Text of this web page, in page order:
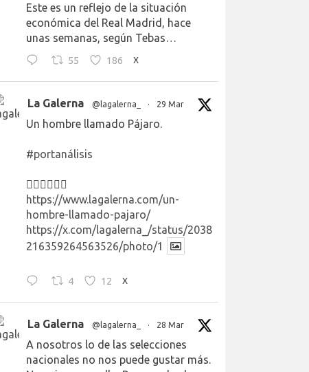
Este es un reflejo de la situación
económica del Real Madrid, hace
unas semanas, según Tebas…
55 186 X
La Galerna @lagalerna_ · 29 Mar
Un hombre llamado Pájaro.
#portanálisis
👉🏻👉🏻👉🏻
https://www.lagalerna.com/un-
hombre-llamado-pajaro/
https://x.com/lagalerna_/status/2038
216359264563526/photo/1
4 12 X
La Galerna @lagalerna_ · 28 Mar
A nosotros lo de las selecciones
nacionales no nos puede gustar más.